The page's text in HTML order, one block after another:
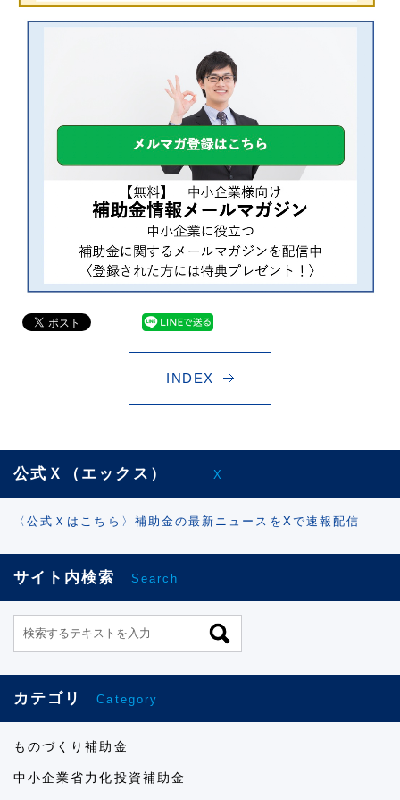
INDEX
公式Ｘ（エックス） X
〈公式Ｘはこちら〉補助金の最新ニュースをXで速報配信
サイト内検索 Search
カテゴリ Category
ものづくり補助金
中小企業省力化投資補助金